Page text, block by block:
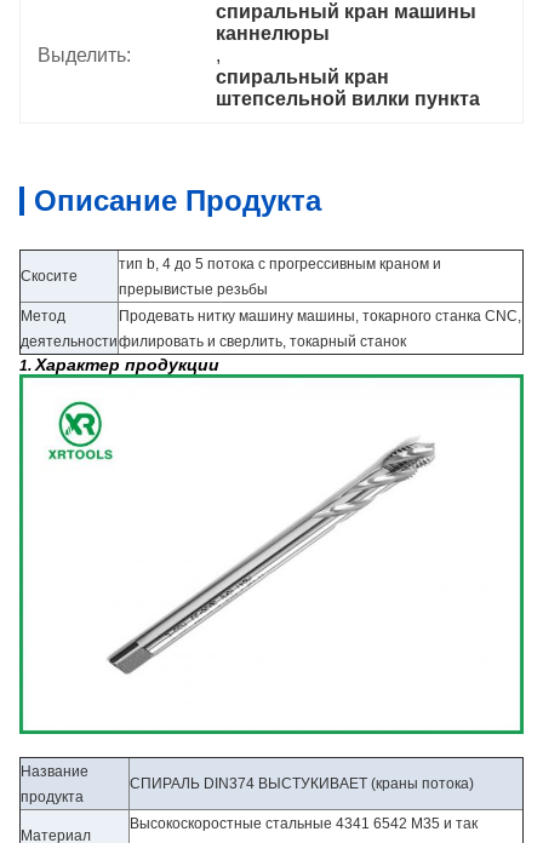
Выделить:
спиральный кран машины
каннелюры
,
спиральный кран
штепсельной вилки пункта
Описание Продукта
Скосите
тип b, 4 до 5 потока с прогрессивным краном и
прерывистые резьбы
Метод
деятельности
Продевать нитку машину машины, токарного станка CNC,
филировать и сверлить, токарный станок
1.Характер продукции
Название
продукта
СПИРАЛЬ DIN374 ВЫСТУКИВАЕТ (краны потока)
Материал
Высокоскоростные стальные 4341 6542 M35 и так